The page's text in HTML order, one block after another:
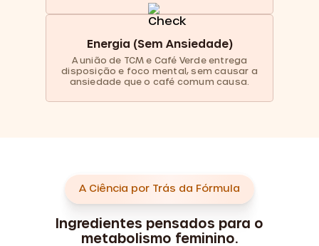
Energia (Sem Ansiedade)
A união de TCM e Café Verde entrega
disposição e foco mental, sem causar a
ansiedade que o café comum causa.
A Ciência por Trás da Fórmula
Ingredientes pensados para o
metabolismo feminino.